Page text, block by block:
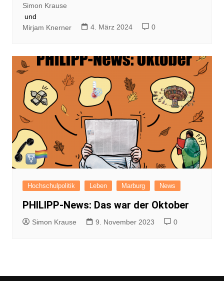
Simon Krause
und
Mirjam Knerner
4. März 2024 0
Hochschulpolitik Leben Marburg News
PHILIPP-News: Das war der Oktober
Simon Krause 9. November 2023 0